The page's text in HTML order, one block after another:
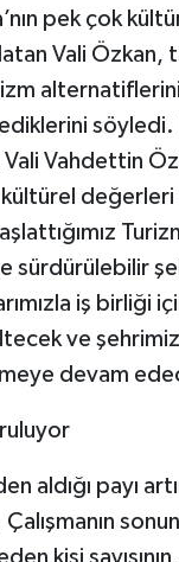
pek çok
Vali
Vahdettin
değerleri
sürdürülebilir
iş birliği
ve
devam
aldığı payı